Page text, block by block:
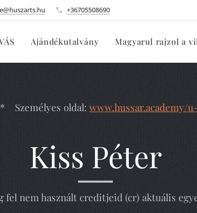
+36705508690
Ajándékutalvány Magyarul rajzol a
Személyes oldal: www.hussar.academy/
Kiss Péter
fel nem használt creditjeid (cr) aktuális